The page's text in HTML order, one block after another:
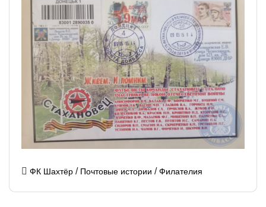
ФК Шахтёр / Почтовые истории /Филателия